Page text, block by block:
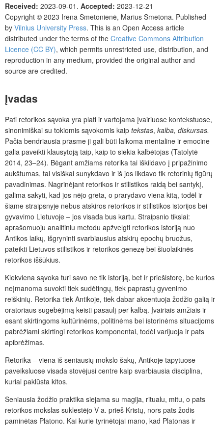
Received: 2023-09-01. Accepted: 2023-12-21
Copyright © 2023 Irena Smetonienė, Marius Smetona. Published
by Vilnius University Press. This is an Open Access article
distributed under the terms of the Creative Commons Attribution
Licence (CC BY), which permits unrestricted use, distribution, and
reproduction in any medium, provided the original author and
source are credited.
Įvadas
Pati retorikos sąvoka yra plati ir vartojama įvairiuose kontekstuose,
sinonimiškai su tokiomis sąvokomis kaip tekstas, kalba, diskursas.
Pačia bendriausia prasme ji gali būti laikoma mentaline ir emocine
galia paveikti klausytoją taip, kaip to siekia kalbėtojas (Tatolytė
2014, 23–24). Bėgant amžiams retorika tai iškildavo į pripažinimo
aukštumas, tai visiškai sunykdavo ir iš jos likdavo tik retorinių figūrų
pavadinimas. Nagrinėjant retorikos ir stilistikos raidą bei santykį,
galima sakyti, kad jos nėjo greta, o prarydavo viena kitą, todėl ir
šiame straipsnyje nebus atskiros retorikos ir stilistikos istorijos bei
gyvavimo Lietuvoje – jos visada bus kartu. Straipsnio tikslai:
aprašomuoju analitiniu metodu apžvelgti retorikos istoriją nuo
Antikos laikų, išgryninti svarbiausius atskirų epochų bruožus,
pateikti Lietuvos stilistikos ir retorikos genezę bei šiuolaikinės
retorikos iššūkius.
Kiekviena sąvoka turi savo ne tik istoriją, bet ir priešistorę, be kurios
neįmanoma suvokti tiek sudėtingų, tiek paprastų gyvenimo
reiškinių. Retorika tiek Antikoje, tiek dabar akcentuoja žodžio galią ir
oratoriaus sugebėjimą keisti pasaulį per kalbą. Įvairiais amžiais ir
esant skirtingoms kultūrinėms, politinėms bei istorinėms situacijoms
pabrėžiami skirtingi retorikos komponentai, todėl varijuoja ir pats
apibrėžimas.
Retorika – viena iš seniausių mokslo šakų, Antikoje tapytuose
paveiksluose visada stovėjusi centre kaip svarbiausia disciplina,
kuriai paklūsta kitos.
Seniausia žodžio praktika siejama su magija, ritualu, mitu, o pats
retorikos mokslas suklestėjo V a. prieš Kristų, nors pats žodis
paminėtas Platono. Kai kurie tyrinėtojai mano, kad Platonas ir